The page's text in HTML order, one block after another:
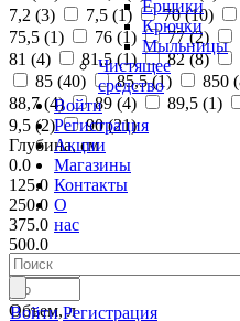
Ершики
Крючки
Мыльницы
Чистящее
средство
Войти
Регистрация
Акции
Магазины
Контакты
О
нас
Войти Регистрация
7,2 (3) 7,5 (1) 70 (10)
75,5 (1) 76 (1) 77 (2)
81 (4) 81,5 (1) 82 (8)
85 (40) 85,5 (1) 850 (
88,7 (4) 89 (4) 89,5 (1)
9,5 (2) 90 (21)
Глубина, см
0.0
125.0
250.0
375.0
500.0
Объем, л